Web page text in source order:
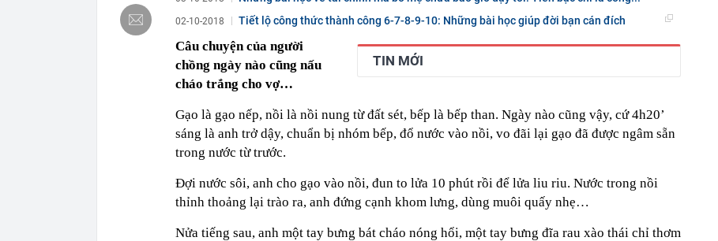
nghỉ hè
22:25
Vì sao đồ ăn Việt hầu như món nào cũng có hành lá?
22:07
Không cần tặng quà, 5 câu nói này đủ sức khiến mối quan hệ phụ
huynh - giáo viên gắn bó khăng khít, con trẻ được hưởng lợi!
của Nga
22:02
Nam NSND, Giám đốc Nhà hát Chèo Quân đội mua ô tô tặng sinh nhật
vợ thiếu tá kém 12 tuổi
định: Riêng tháng 7/2026 vi phạm 21 lần
21:37
Tổng thống Trump bực bội vì lộ tin về kho đạn dược Mỹ
02-10-2018
Tiết lộ công thức thành công 6-7-8-9-10: Những bài học giúp đời bạn cán đích
TIN MỚI
Câu chuyện của người
chồng ngày nào cũng nấu
cháo trắng cho vợ…
Gạo là gạo nếp, nồi là nồi nung từ đất sét, bếp là bếp than. Ngày nào cũng vậy, cứ 4h20’
sáng là anh trở dậy, chuẩn bị nhóm bếp, đổ nước vào nồi, vo đãi lại gạo đã được ngâm sẵn
trong nước từ trước.
Đợi nước sôi, anh cho gạo vào nồi, đun to lửa 10 phút rồi để lửa liu riu. Nước trong nồi
thỉnh thoảng lại trào ra, anh đứng cạnh khom lưng, dùng muôi quấy nhẹ…
Nửa tiếng sau, anh một tay bưng bát cháo nóng hổi, một tay bưng đĩa rau xào thái chỉ thơm